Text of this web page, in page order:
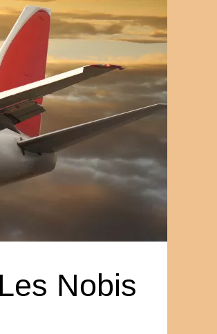
Nobis